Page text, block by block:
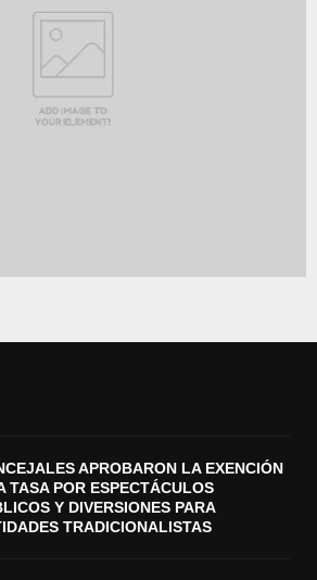
APROBARON LA EXENCIÓN
TASA POR ESPECTÁCULOS
Y DIVERSIONES PARA
TRADICIONALISTAS